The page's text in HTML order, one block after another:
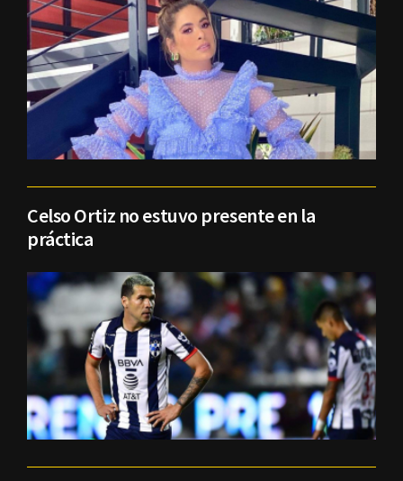
Celso Ortiz no estuvo presente en la
práctica